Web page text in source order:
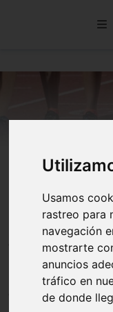
Usamos
rastreo para
navegación
mostrarte
anuncios
tráfico en
de donde
En los siguientes
detallada del
para cuya
Marathon le van a
conformidad con la